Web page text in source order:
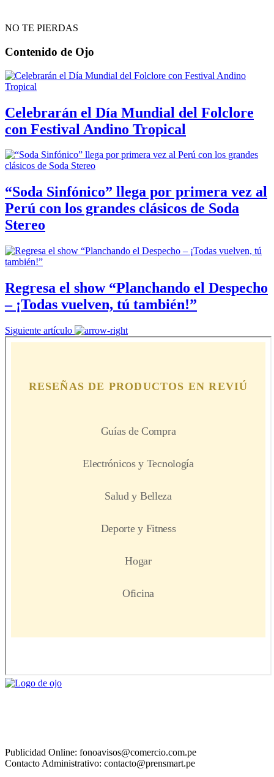
NO TE PIERDAS
Contenido de Ojo
Celebrarán el Día Mundial del Folclore
con Festival Andino Tropical
“Soda Sinfónico” llega por primera vez al
Perú con los grandes clásicos de Soda
Stereo
Regresa el show “Planchando el Despecho
– ¡Todas vuelven, tú también!”
Siguiente artículo
Publicidad Online: fonoavisos@comercio.com.pe
Contacto Administrativo: contacto@prensmart.pe